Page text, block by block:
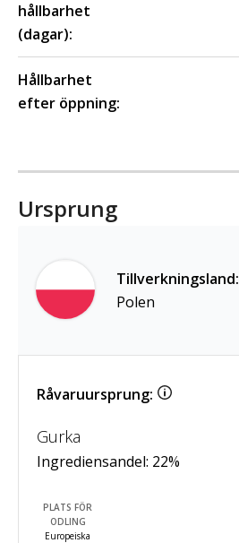
hållbarhet
(dagar):
Hållbarhet
efter öppning:
Ursprung
Tillverkningsland:
Polen
Råvaruursprung:
Gurka
Ingrediensandel: 22%
PLATS FÖR
ODLING
Europeiska